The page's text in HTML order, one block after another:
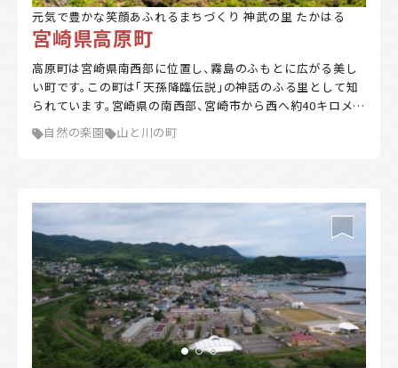
絞り込み
都道府県
自治体の特徴
海に近い
森林が豊か 暖かい地域
涼しい地域
交通が便利
都市近郊
支援制度
元気で豊かな笑顔あふれるまちづくり 神武の里 たかはる
宮崎県高原町
高原町は宮崎県南西部に位置し、霧島のふもとに広がる美し
い町です。この町は「天孫降臨伝説」の神話のふる里として知
られています。宮崎県の南西部、宮崎市から西へ約40キロメー
トルの場所にあり、町域西側は鹿児島県と境を接しています。
霧島火山群の麓に位置し、町域の約50%が高原地帯、残り
の御池（周囲4.3キロメートル、最大水深103メートルの火口
湖）があります。 高原町は、豊かな自然に育まれた清らかな空
気や澄んだ水を持ち、作物の栽培や畜産に適しています。ま
た、町内には神話や伝統が息づく名所や観光スポットが点在
しており、訪れる人々を魅了しています。
自然の楽園 山と川の町